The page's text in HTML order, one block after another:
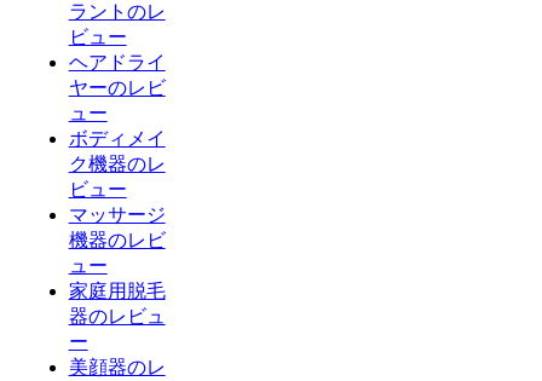
ラントのレ
ビュー
ヘアドライ
ヤーのレビ
ュー
ボディメイ
ク機器のレ
ビュー
マッサージ
機器のレビ
ュー
家庭用脱毛
器のレビュ
ー
美顔器のレ